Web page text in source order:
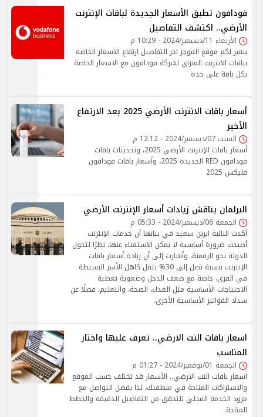
فودافون تطبق الأسعار الجديدة لباقات الإنترنت
الأرضي.. اكتشف التفاصيل
الأربعاء 11/ديسمبر/2024 - 10:29 م
ينشر لكم موقع الموجز احر التفاصيل ارتفاع الاسعار الخاصة
بباقات الانترنت المنزاي لشركة فودافون مع الاسعار الخاصة
بكل باقة على حدة
أسعار باقات الانترنت الأرضي 2025 بعد الارتفاع
الأخير
السبت 07/ديسمبر/2024 - 12:12 م
أسعار باقات الإنترنت الأرضي 2025، وتحديثات باقات
فودافون RED الجديدة 2025، وأسعار باقات فودافون
فليكس 2025
البرلمان يناقش زيادات أسعار الإنترنت الأرضي
الجمعة 06/ديسمبر/2024 - 05:33 م
أكدت النائبة ايرين سعيد في بيانها أن خدمات الإنترنت
أصبحت ضرورة أساسية لا يمكن الاستغناء عنها، نظرًا لتحول
الدولة نحو الرقمنة، وأشارت إلى أن زيادة أسعار باقات
الإنترنت بنسبة تصل إلى 30% تثقل كاهل الأسر البسيطة
في القرى، خاصة مع ضعف الدخل وصعوبة تغطية
الاحتياجات الأساسية مثل الغذاء، الصحة، والتعليم، فضلًا عن
سداد الفواتير الأساسية الأخرى.
اسعار باقات النت الارضي.. تعرف عليها واختار
المناسب
الجمعة 01/نوفمبر/2024 - 01:27 م
اسعار باقات النت الارضي.. الأسعار قد تختلف حسب الموقع
والاشتراكات المتاحة في منطقتك، لذا يفضل التواصل مع
مزود الخدمة المحلي للتحقق من التفاصيل الدقيقة والخطط
المتاحة.